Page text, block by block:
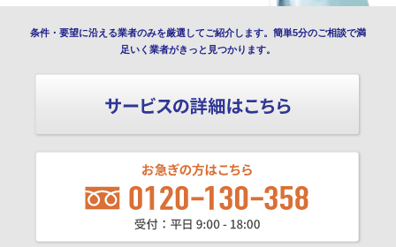
条件・要望に沿える業者のみを厳選してご紹介します。簡単5分のご相談で満
足いく業者がきっと見つかります。